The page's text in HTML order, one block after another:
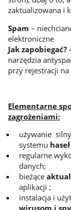
zaktualizowana i
Spam –
elektroniczne
Jak zapobiegać?
narzędzia
przy rejestracji
Elementarne
zagrożeniami:
używanie
systemu haseł
regularne
danych;
bieżące
aplikacji ;
instalacja i